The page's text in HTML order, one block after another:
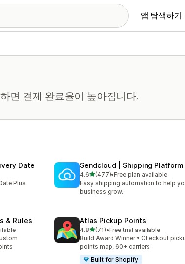
앱 탐색하기
면 결제 완료율이 높아집니다.
Date
Plus
Sendcloud | Shipping Platform
4.6별 5개 중
(477)
총 리뷰 477개
•Free plan available
Easy shipping automation to help
business grow.
& Rules Atlas Pickup Points
4.8별 5개 중
(71)
총 리뷰 71개
•Free trial available
Build Award Winner • Checkout
points map, 60+ carriers
Built for Shopify